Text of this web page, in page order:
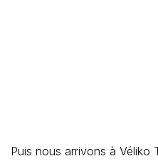
Puis nous arrivons à Véliko